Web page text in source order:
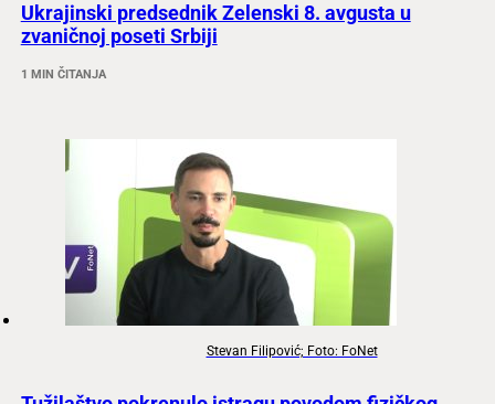
Ukrajinski predsednik Zelenski 8. avgusta u
zvaničnoj poseti Srbiji
1 MIN ČITANJA
Stevan Filipović; Foto: FoNet